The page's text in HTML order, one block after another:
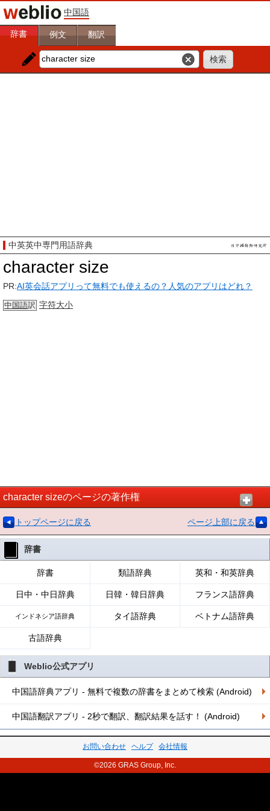
中国語
辞書 例文 翻訳
中英英中専門用語辞典
character size
PR:AI英会話アプリって無料でも使えるの？人気のアプリはどれ？
中国語訳 字符大小
character sizeのページの著作権
トップページに戻る ページ上部に戻る
辞書
辞書 類語辞典 英和・和英辞典
日中・中日辞典 日韓・韓日辞典 フランス語辞典
インドネシア語辞典 タイ語辞典 ベトナム語辞典
古語辞典
Weblio公式アプリ
中国語辞典アプリ - 無料で複数の辞書をまとめて検索 (Android)
中国語翻訳アプリ - 2秒で翻訳、翻訳結果を話す！ (Android)
お問い合わせ ヘルプ 会社情報
©2026 GRAS Group, Inc.